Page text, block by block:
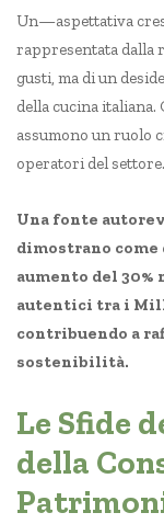
Un—aspettativa
rappresentata dalla
gusti, ma di un
della cucina
assumono un ruolo
operatori del settore.
Una fonte
dimostrano come
aumento del
autentici tra i
contribuendo a
sostenibilità.
Le Sfide
della